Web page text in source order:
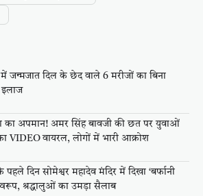
जन्मजात दिल के छेद वाले 6 मरीजों का बिना
का अपमान! अमर सिंह बावजी की छत पर युवाओं
का VIDEO वायरल, लोगों में भारी आक्रोश
दिन सोमेश्वर महादेव मंदिर में दिखा ‘बर्फानी
श्रद्धालुओं का उमड़ा सैलाब